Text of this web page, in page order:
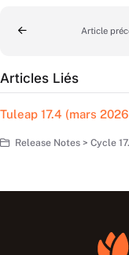
Article
Articles Liés
Tuleap 17.4 (mars
Release Notes > Cycle